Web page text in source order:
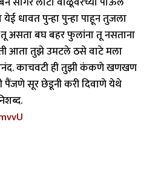
येई धावत पुन्हा पुन्हा पाहून तुजला
असता बघ बहर फुलांना तू नसताना
आता तुझे उमटले ठसे वाटे मला
काचवटी ही तुझी कंकणे खणखण
पैंजणे सूर छेडूनी करी दिवाणे येथे